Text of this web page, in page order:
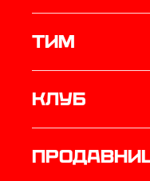
ТИМ
Клуб